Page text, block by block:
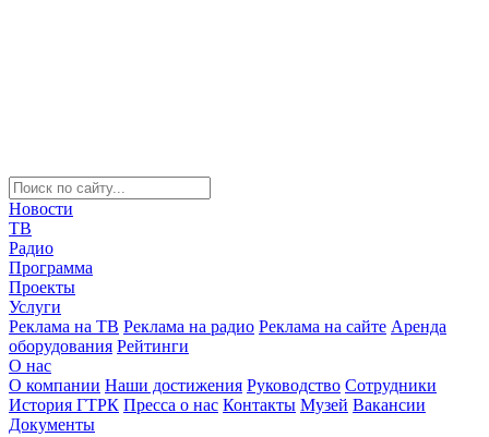
Новости
ТВ
Радио
Программа
Проекты
Услуги
Реклама на ТВ Реклама на радио Реклама на сайте Аренда
оборудования Рейтинги
О нас
О компании Наши достижения Руководство Сотрудники
История ГТРК Пресса о нас Контакты Музей Вакансии
Документы